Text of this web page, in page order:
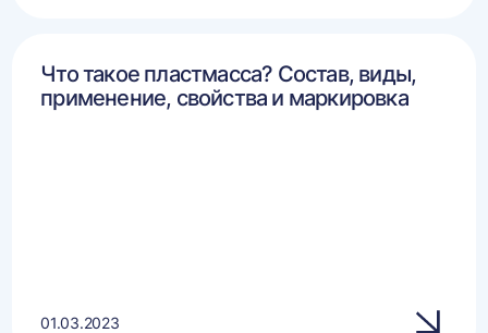
Что такое пластмасса? Состав, виды,
применение, свойства и маркировка
01.03.2023